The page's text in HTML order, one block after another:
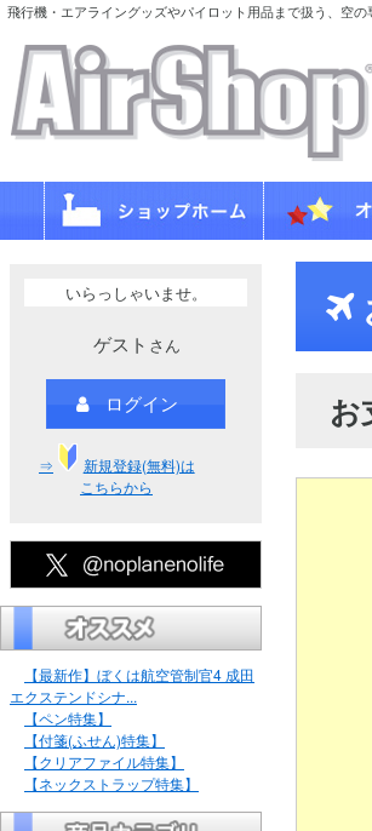
飛行機・エアライングッズやパイロット用品まで扱う、空の
いらっしゃいませ。
ゲスト さん
ログイン
⇒
新規登録(無料)は
こちらから
【最新作】ぼくは航空管制官4 成田
エクステンドシナ...
【ペン特集】
【付箋(ふせん)特集】
【クリアファイル特集】
【ネックストラップ特集】
お